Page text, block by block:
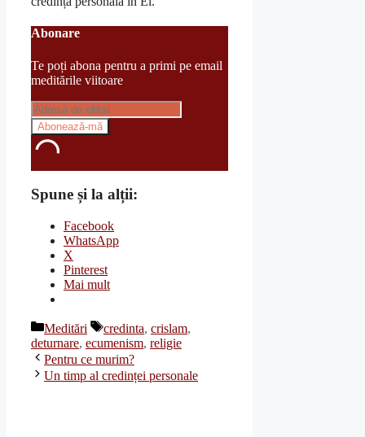
Abonare
Te poți abona pentru a primi pe email
meditările viitoare
Spune și la alții:
Facebook
WhatsApp
X
Pinterest
Mai mult
Categorii
Meditări Etichete
credinta, crislam,
deturnare, ecumenism, religie
Pentru ce murim?
Un timp al credinței personale